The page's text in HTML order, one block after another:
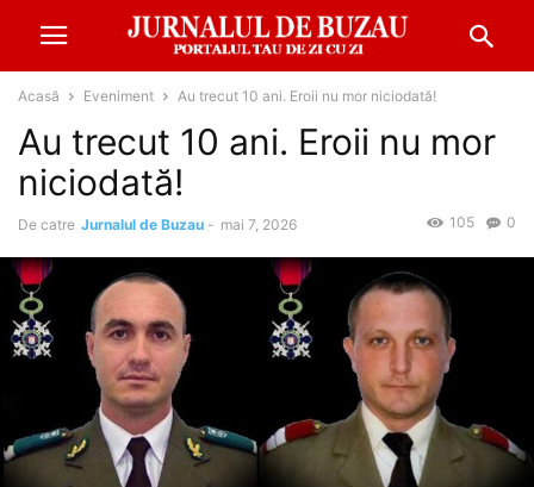
Acasă Eveniment Au trecut 10 ani. Eroii nu mor niciodată!
Au trecut 10 ani. Eroii nu mor
niciodată!
De catre Jurnalul de Buzau - mai 7, 2026 0
105